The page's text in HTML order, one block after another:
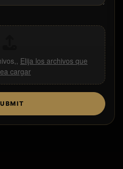
Elija los archivos que
cargar